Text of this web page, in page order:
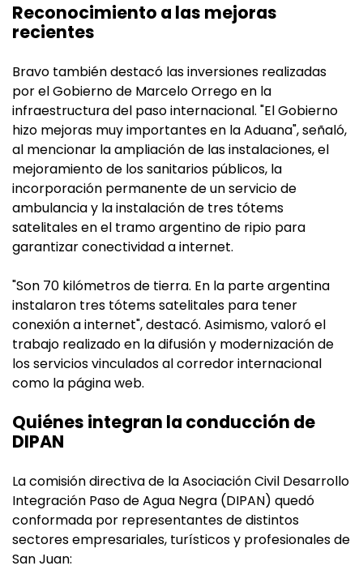
Reconocimiento a las mejoras
recientes
Bravo también destacó las inversiones realizadas
por el Gobierno de Marcelo Orrego en la
infraestructura del paso internacional. "El Gobierno
hizo mejoras muy importantes en la Aduana", señaló,
al mencionar la ampliación de las instalaciones, el
mejoramiento de los sanitarios públicos, la
incorporación permanente de un servicio de
ambulancia y la instalación de tres tótems
satelitales en el tramo argentino de ripio para
garantizar conectividad a internet.
"Son 70 kilómetros de tierra. En la parte argentina
instalaron tres tótems satelitales para tener
conexión a internet", destacó. Asimismo, valoró el
trabajo realizado en la difusión y modernización de
los servicios vinculados al corredor internacional
como la página web.
Quiénes integran la conducción de
DIPAN
La comisión directiva de la Asociación Civil Desarrollo
Integración Paso de Agua Negra (DIPAN) quedó
conformada por representantes de distintos
sectores empresariales, turísticos y profesionales de
San Juan: